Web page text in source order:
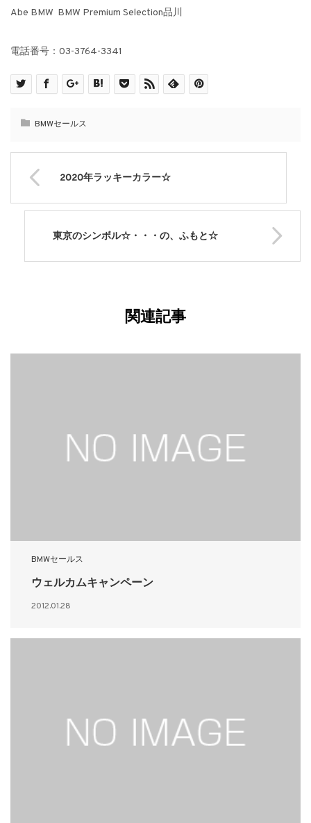
Abe BMW BMW Premium Selection品川
電話番号：03-3764-3341
BMWセールス
2020年ラッキーカラー☆
東京のシンボル☆・・・の、ふもと☆
関連記事
BMWセールス
ウェルカムキャンペーン
2012.01.28